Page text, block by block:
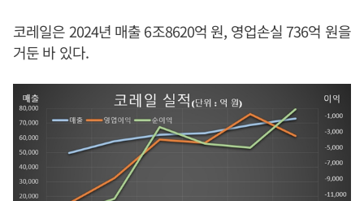
코레일은 2024년 매출 6조8620억 원, 영업손실 736억 원을
거둔 바 있다.